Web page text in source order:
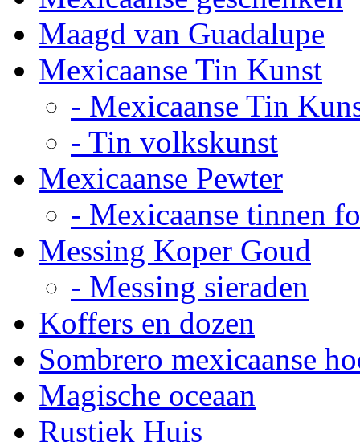
Maagd van Guadalupe
Mexicaanse Tin Kunst
- Mexicaanse Tin
- Tin volkskunst
Mexicaanse Pewter
- Mexicaanse tinnen
Messing Koper Goud
- Messing sieraden
Koffers en dozen
Sombrero mexicaanse
Magische oceaan
Rustiek Huis